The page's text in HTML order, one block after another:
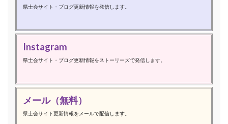
県士会サイト・ブログ更新情報を発信します。
Instagram
県士会サイト・ブログ更新情報をストーリーズで発信します。
メール（無料）
県士会サイト更新情報をメールで配信します。